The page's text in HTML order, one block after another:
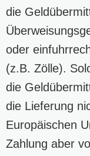
die
oder
(z.B. Zölle).
die
die Lieferung
Europäischen
Zahlung aber